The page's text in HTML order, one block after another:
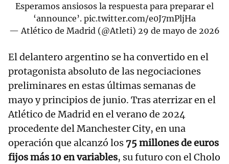
Esperamos ansiosos la respuesta para preparar el
‘announce’. pic.twitter.com/e0J7mPljHa
— Atlético de Madrid (@Atleti) 29 de mayo de 2026
El delantero argentino se ha convertido en el
protagonista absoluto de las negociaciones
preliminares en estas últimas semanas de
mayo y principios de junio. Tras aterrizar en el
Atlético de Madrid en el verano de 2024
procedente del Manchester City, en una
operación que alcanzó los 75 millones de euros
fijos más 10 en variables, su futuro con el Cholo